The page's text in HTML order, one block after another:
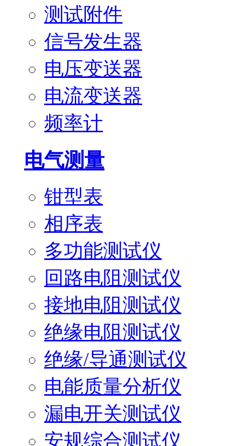
测试附件
信号发生器
电压变送器
电流变送器
频率计
电气测量
钳型表
相序表
多功能测试仪
回路电阻测试仪
接地电阻测试仪
绝缘电阻测试仪
绝缘/导通测试仪
电能质量分析仪
漏电开关测试仪
安规综合测试仪